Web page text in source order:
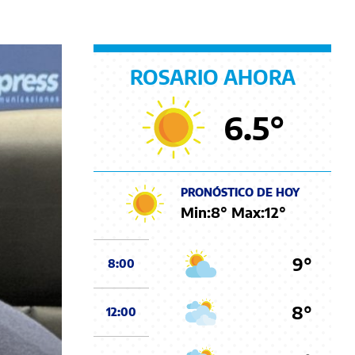
ROSARIO AHORA
6.5°
PRONÓSTICO DE HOY
Min:8° Max:12°
8:00 9°
12:00 8°